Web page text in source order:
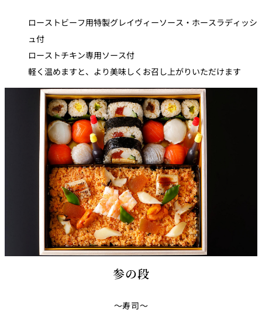
ローストビーフ用特製グレイヴィーソース・ホースラディッシ
ュ付
ローストチキン専用ソース付
軽く温めますと、より美味しくお召し上がりいただけます
参の段
～寿司～